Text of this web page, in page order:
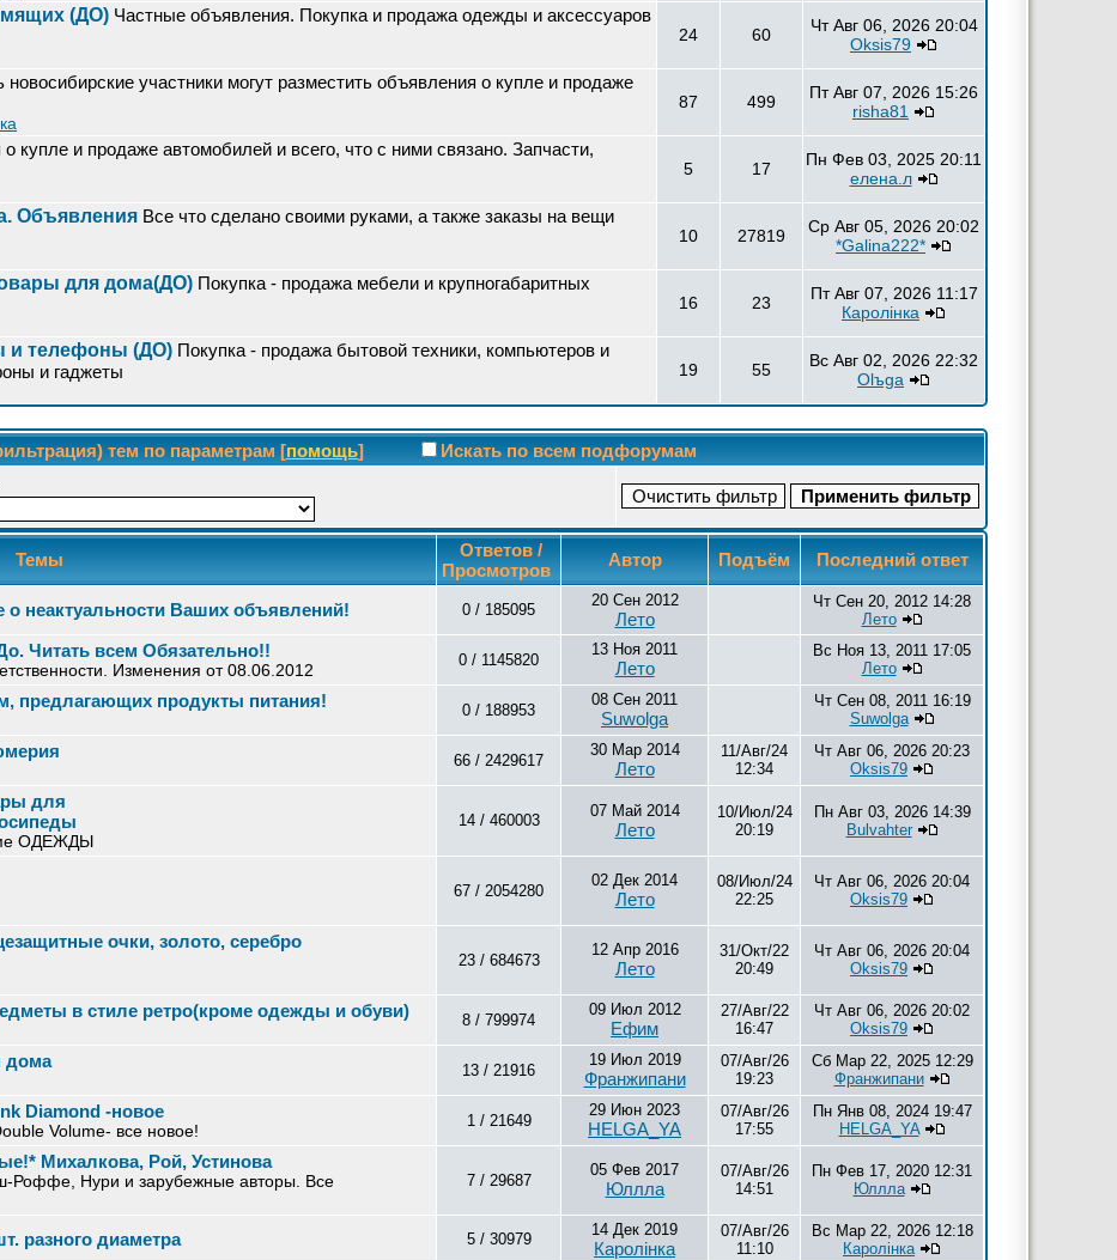
(ДО) Частные объявления. Покупка и продажа одежды и аксессуаров
24 60
Чт Авг 06, 2026 20:04
Oksis79
новосибирские участники могут разместить объявления о купле и продаже
87 499
Пт Авг 07, 2026 15:26
risha81
купле и продаже автомобилей и всего, что с ними связано. Запчасти,
5 17
Пн Фев 03, 2025 20:11
елена.л
Объявления Все что сделано своими руками, а также заказы на вещи
10 27819
Ср Авг 05, 2026 20:02
*Galina222*
для дома(ДО) Покупка - продажа мебели и крупногабаритных
16 23
Пт Авг 07, 2026 11:17
Каролiнка
и телефоны (ДО) Покупка - продажа бытовой техники, компьютеров и
и гаджеты
19 55
Вс Авг 02, 2026 22:32
Olъga
тем по параметрам [помощь]
Искать по всем подфорумам
Темы
Ответов /
Просмотров
Автор Подъём Последний ответ
о неактуальности Ваших объявлений! 0 / 185095
20 Сен 2012
Лето
Чт Сен 20, 2012 14:28
Лето
Читать всем Обязательно!!
Изменения от 08.06.2012
0 / 1145820
13 Ноя 2011
Лето
Вс Ноя 13, 2011 17:05
Лето
предлагающих продукты питания! 0 / 188953
08 Сен 2011
Suwolga
Чт Сен 08, 2011 16:19
Suwolga
66 / 2429617
30 Мар 2014
Лето
11/Авг/24
12:34
Чт Авг 06, 2026 20:23
Oksis79
для
ОДЕЖДЫ
14 / 460003
07 Май 2014
Лето
10/Июл/24
20:19
Пн Авг 03, 2026 14:39
Bulvahter
67 / 2054280
02 Дек 2014
Лето
08/Июл/24
22:25
Чт Авг 06, 2026 20:04
Oksis79
очки, золото, серебро
23 / 684673
12 Апр 2016
Лето
31/Окт/22
20:49
Чт Авг 06, 2026 20:04
Oksis79
в стиле ретро(кроме одежды и обуви) 8 / 799974
09 Июл 2012
Ефим
27/Авг/22
16:47
Чт Авг 06, 2026 20:02
Oksis79
дома 13 / 21916
19 Июл 2019
Франжипани
07/Авг/26
19:23
Сб Мар 22, 2025 12:29
Франжипани
Diamond -новое
Volume- все новое!
1 / 21649
29 Июн 2023
HELGA_YA
07/Авг/26
17:55
Пн Янв 08, 2024 19:47
HELGA_YA
Михалкова, Рой, Устинова
Роффе, Нури и зарубежные авторы. Все
7 / 29687
05 Фев 2017
Юллла
07/Авг/26
14:51
Пн Фев 17, 2020 12:31
Юллла
разного диаметра 5 / 30979
14 Дек 2019
Каролiнка
07/Авг/26
11:10
Вс Мар 22, 2026 12:18
Каролiнка